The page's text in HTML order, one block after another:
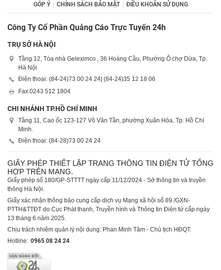
GÓP Ý CHÍNH SÁCH BẢO MẬT ĐIỀU KHOẢN SỬ DỤNG
Công Ty Cổ Phần Quảng Cáo Trực Tuyến 24h
TRỤ SỞ HÀ NỘI
Tầng 12, Tòa nhà Geleximco , 36 Hoàng Cầu, Phường Ô chợ Dừa, Tp.
Hà Nội
Điện thoại: (84-24)73 00 24 24| (84-24)35 12 18 06
Fax:0243 512 1804
CHI NHÁNH TP.HỒ CHÍ MINH
Tầng 11, Cao ốc 123-127 Võ Văn Tần, phường Xuân Hòa, Tp. Hồ Chí
Minh.
Điện thoại: (84-28)73 00 24 24
GIẤY PHÉP THIẾT LẬP TRANG THÔNG TIN ĐIỆN TỬ TỔNG
HỢP TRÊN MẠNG.
Giấy phép số 180/GP-STTTT ngày cấp 11/12/2024 - Sở thông tin và truyền
thông Hà Nội.
Giấy xác nhận thông báo cung cấp dịch vụ Mạng xã hội số 89 /GXN-
PTTH&TTĐT do Cục Phát thanh, Truyền hình và Thông tin Điện tử cấp ngày
13 tháng 6 năm 2025.
Chịu trách nhiệm quản lý nội dung: Phan Minh Tâm - Chủ tịch HĐQT.
Hotline: 0965 08 24 24